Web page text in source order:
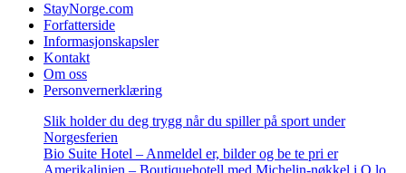
StayNorge.com
Forfatterside
Informasjonskapsler
Kontakt
Om oss
Personvernerklæring
Slik holder du deg trygg når du spiller på sport under
Norgesferien
Bio Suite Hotel – Anmeldel er, bilder og be te pri er